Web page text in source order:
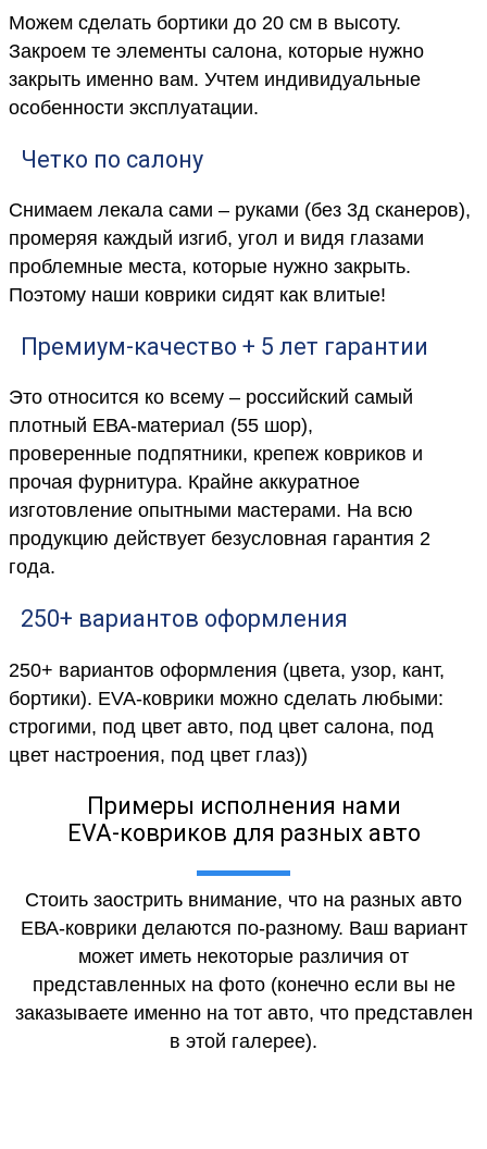
Можем сделать бортики до 20 см в высоту.
Закроем те элементы салона, которые нужно
закрыть именно вам. Учтем индивидуальные
особенности эксплуатации.
Четко по салону
Снимаем лекала сами – руками (без 3д сканеров),
промеряя каждый изгиб, угол и видя глазами
проблемные места, которые нужно закрыть.
Поэтому наши коврики сидят как влитые!
Премиум-качество + 5 лет гарантии
Это относится ко всему – российский самый
плотный ЕВА-материал (55 шор),
проверенные подпятники, крепеж ковриков и
прочая фурнитура. Крайне аккуратное
изготовление опытными мастерами. На всю
продукцию действует безусловная гарантия 2
года.
250+ вариантов оформления
250+ вариантов оформления (цвета, узор, кант,
бортики). EVA-коврики можно сделать любыми:
строгими, под цвет авто, под цвет салона, под
цвет настроения, под цвет глаз))
Примеры исполнения нами
EVA-ковриков для разных авто
Стоить заострить внимание, что на разных авто
ЕВА-коврики делаются по-разному. Ваш вариант
может иметь некоторые различия от
представленных на фото (конечно если вы не
заказываете именно на тот авто, что представлен
в этой галерее).